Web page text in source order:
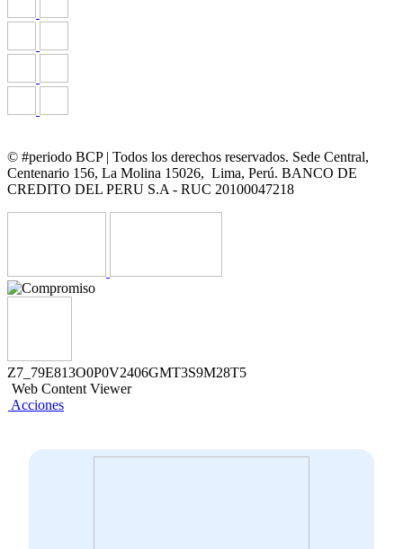
© #periodo BCP | Todos los derechos reservados. Sede Central,
Centenario 156, La Molina 15026, Lima, Perú. BANCO DE
CREDITO DEL PERU S.A - RUC 20100047218
Z7_79E813O0P0V2406GMT3S9M28T5
Web Content Viewer
Acciones